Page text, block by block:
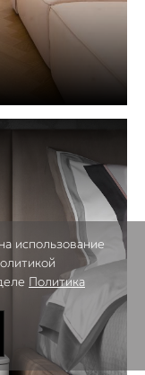
использование
Политика